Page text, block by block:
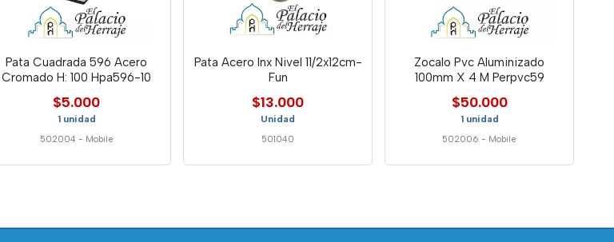
Pata Cuadrada 596 Acero
Cromado H: 100 Hpa596-10
$5.000
1 unidad
502004 - Mobile
Pata Acero Inx Nivel 11/2x12cm-
Fun
$13.000
Unidad
501040
Zocalo Pvc Aluminizado
100mm X 4 M Perpvc59
$50.000
1 unidad
502006 - Mobile